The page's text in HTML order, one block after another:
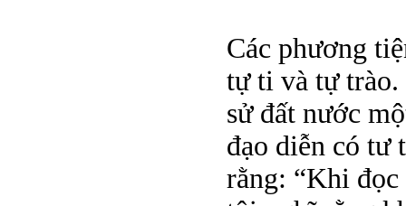
Các phương
tự ti và tự trào.
sử đất nước
đạo diễn có tư
rằng: “Khi đọc